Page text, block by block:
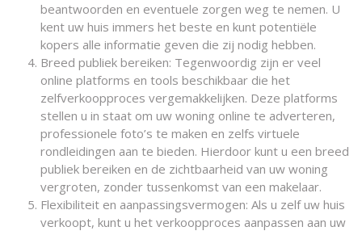
beantwoorden en eventuele zorgen weg te nemen. U
kent uw huis immers het beste en kunt potentiële
kopers alle informatie geven die zij nodig hebben.
Breed publiek bereiken: Tegenwoordig zijn er veel
online platforms en tools beschikbaar die het
zelfverkoopproces vergemakkelijken. Deze platforms
stellen u in staat om uw woning online te adverteren,
professionele foto’s te maken en zelfs virtuele
rondleidingen aan te bieden. Hierdoor kunt u een breed
publiek bereiken en de zichtbaarheid van uw woning
vergroten, zonder tussenkomst van een makelaar.
Flexibiliteit en aanpassingsvermogen: Als u zelf uw huis
verkoopt, kunt u het verkoopproces aanpassen aan uw